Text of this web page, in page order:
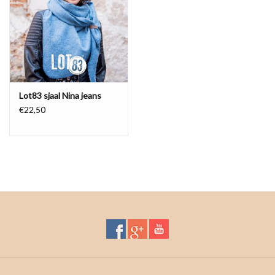
Lot83 sjaal Nina jeans
€22,50